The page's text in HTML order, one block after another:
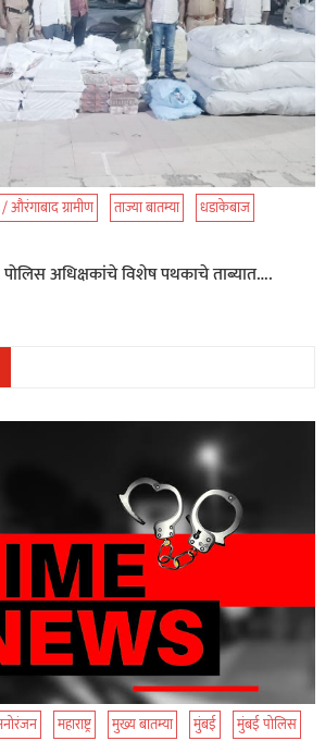
औरंगाबाद ग्रामीण ताज्या बातम्या
धडाकेबाज
अधिक्षकांचे विशेष पथकाचे ताब्यात….
महाराष्ट्र मुख्य बातम्या मुंबई मुंबई पोलिस